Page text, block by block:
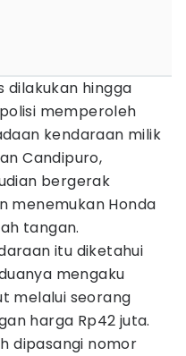
dilakukan hingga
memperoleh
kendaraan milik
Candipuro,
bergerak
menemukan Honda
tangan.
itu diketahui
mengaku
melalui seorang
harga Rp42 juta.
dipasangi nomor